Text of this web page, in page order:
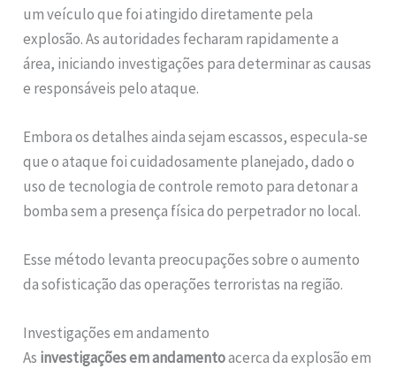
um veículo que foi atingido diretamente pela
explosão. As autoridades fecharam rapidamente a
área, iniciando investigações para determinar as causas
e responsáveis pelo ataque.
Embora os detalhes ainda sejam escassos, especula-se
que o ataque foi cuidadosamente planejado, dado o
uso de tecnologia de controle remoto para detonar a
bomba sem a presença física do perpetrador no local.
Esse método levanta preocupações sobre o aumento
da sofisticação das operações terroristas na região.
Investigações em andamento
As investigações em andamentoacerca da explosão em